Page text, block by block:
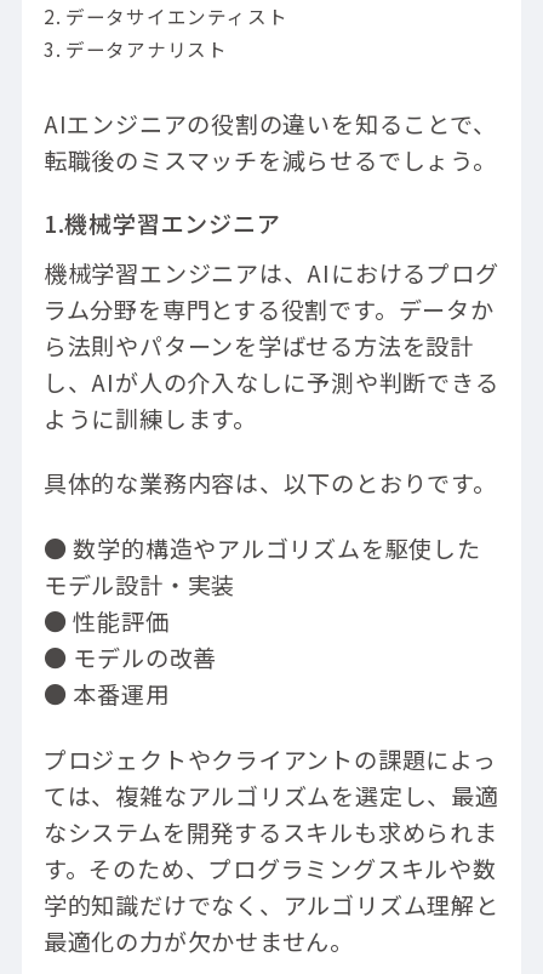
データサイエンティスト
データアナリスト
AIエンジニアの役割の違いを知ることで、
転職後のミスマッチを減らせるでしょう。
1.機械学習エンジニア
機械学習エンジニアは、AIにおけるプログ
ラム分野を専門とする役割です。データか
ら法則やパターンを学ばせる方法を設計
し、AIが人の介入なしに予測や判断できる
ように訓練します。
具体的な業務内容は、以下のとおりです。
● 数学的構造やアルゴリズムを駆使した
モデル設計・実装
● 性能評価
● モデルの改善
● 本番運用
プロジェクトやクライアントの課題によっ
ては、複雑なアルゴリズムを選定し、最適
なシステムを開発するスキルも求められま
す。そのため、プログラミングスキルや数
学的知識だけでなく、アルゴリズム理解と
最適化の力が欠かせません。